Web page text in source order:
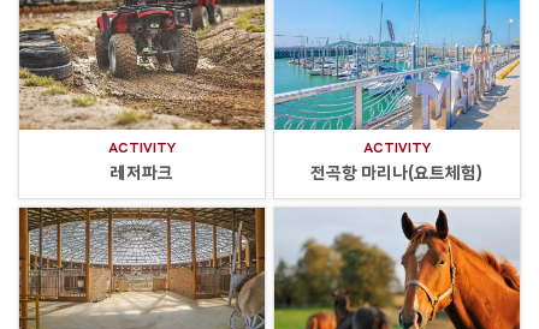
ACTIVITY
레저파크
ACTIVITY
전곡항 마리나(요트체험)